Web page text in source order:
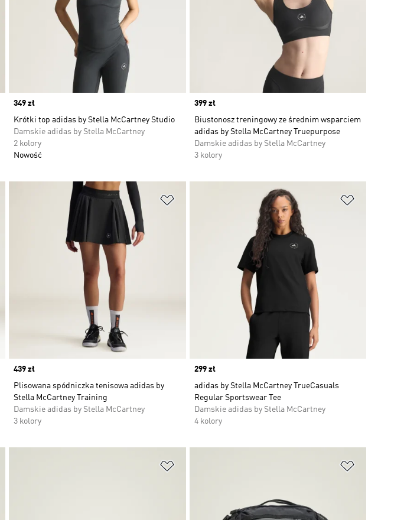
Price
349 zł
Krótki top adidas by Stella McCartney Studio
Damskie adidas by Stella McCartney
2 kolory
Nowość
Price
399 zł
Biustonosz treningowy ze średnim wsparciem
adidas by Stella McCartney Truepurpose
Damskie adidas by Stella McCartney
3 kolory
Dodaj do listy życzeń
Price
439 zł
Plisowana spódniczka tenisowa adidas by
Stella McCartney Training
Damskie adidas by Stella McCartney
3 kolory
Price
299 zł
adidas by Stella McCartney TrueCasuals
Regular Sportswear Tee
Damskie adidas by Stella McCartney
4 kolory